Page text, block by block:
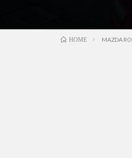
HOME MAZDA